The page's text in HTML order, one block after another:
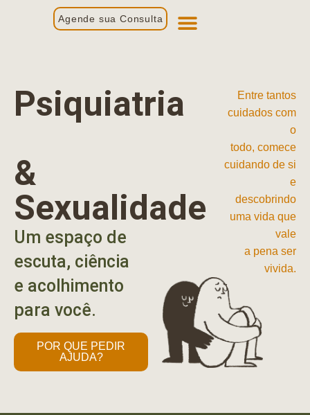
Agende sua Consulta
Psiquiatria
&
Sexualidade
Um espaço de
escuta, ciência
e acolhimento
para você.
POR QUE PEDIR
AJUDA?
Entre tantos
cuidados com
o
todo, comece
cuidando de si
e
descobrindo
uma vida que
vale
a pena ser
vivida.